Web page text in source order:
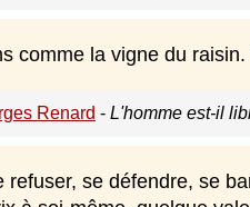
comme la vigne du raisin.
Renard - L'homme est-il
refuser, se défendre, se